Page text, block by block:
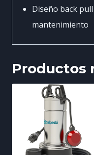
Diseño back
mantenimiento
Productos